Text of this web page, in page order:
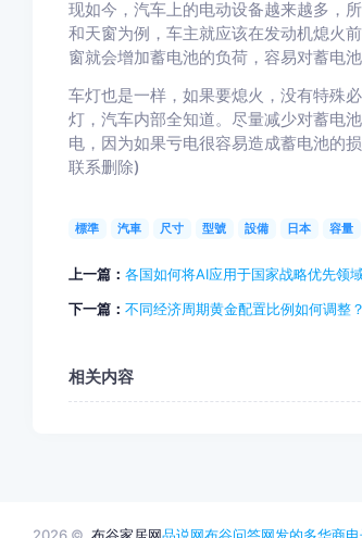
现如今，汽车上的电动设备越来越多，
和天窗为例，车主就应该在发动机熄火
窗就会增加蓄电池的负荷，容易对蓄电池
车灯也是一样，如果要熄火，没有特殊
灯，汽车内部全知道。尽量减少对蓄电
电，因为如果亏电很容易造成蓄电池的
联系删除)
標準 汽車 尺寸 型號 設備 日本 容量
上一篇： 各国如何将AI应用于国家战略优先领
下一篇： 不同经济周期黄金配置比例如何调整？
相关内容
2026 © 布谷家居网品说网布谷问答网发的多华商